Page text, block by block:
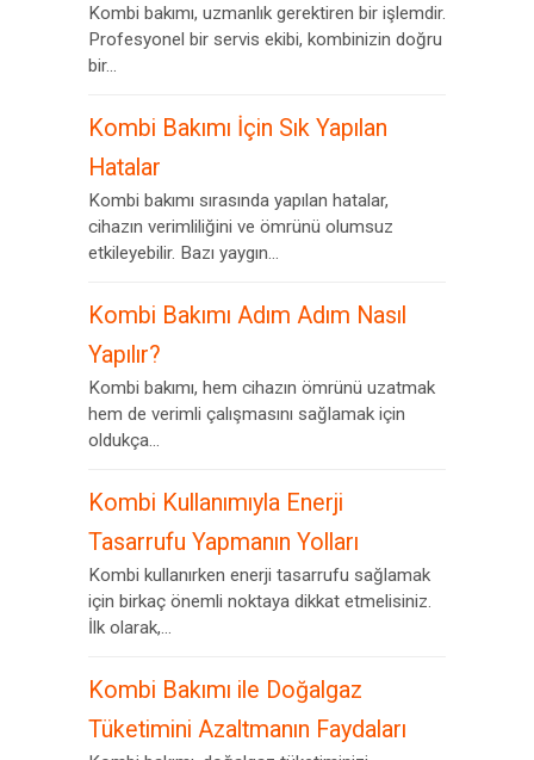
Kombi bakımı, uzmanlık gerektiren bir işlemdir.
Profesyonel bir servis ekibi, kombinizin doğru
bir...
Kombi Bakımı İçin Sık Yapılan
Hatalar
Kombi bakımı sırasında yapılan hatalar,
cihazın verimliliğini ve ömrünü olumsuz
etkileyebilir. Bazı yaygın...
Kombi Bakımı Adım Adım Nasıl
Yapılır?
Kombi bakımı, hem cihazın ömrünü uzatmak
hem de verimli çalışmasını sağlamak için
oldukça...
Kombi Kullanımıyla Enerji
Tasarrufu Yapmanın Yolları
Kombi kullanırken enerji tasarrufu sağlamak
için birkaç önemli noktaya dikkat etmelisiniz.
İlk olarak,...
Kombi Bakımı ile Doğalgaz
Tüketimini Azaltmanın Faydaları